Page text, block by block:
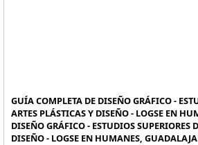
GUÍA COMPLETA DE DISEÑO GRÁFICO -
ARTES PLÁSTICAS Y DISEÑO - LOGSE EN
DISEÑO GRÁFICO - ESTUDIOS SUPERIORES
DISEÑO - LOGSE EN HUMANES,